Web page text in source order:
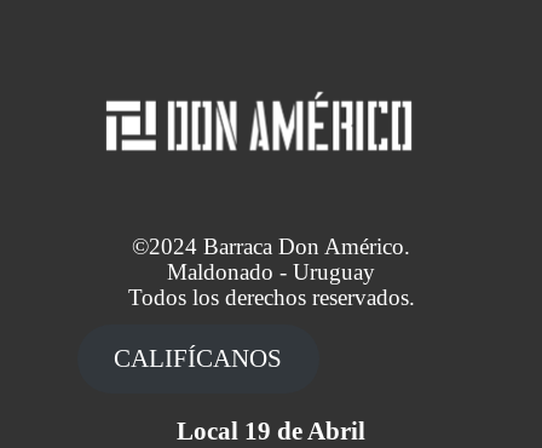
©2024 Barraca Don Américo.
Maldonado - Uruguay
Todos los derechos reservados.
CALIFÍCANOS
Local 19 de Abril